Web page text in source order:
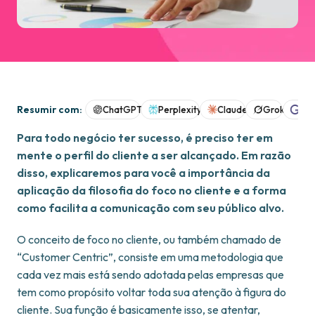
Resumir com: ChatGPT Perplexity Claude Grok
Para todo negócio ter sucesso, é preciso ter em
mente o perfil do cliente a ser alcançado. Em razão
disso, explicaremos para você a importância da
aplicação da filosofia do foco no cliente e a forma
como facilita a comunicação com seu público alvo.
O conceito de foco no cliente, ou também chamado de
“Customer Centric”, consiste em uma metodologia que
cada vez mais está sendo adotada pelas empresas que
tem como propósito voltar toda sua atenção à figura do
cliente. Sua função é basicamente isso, se atentar,